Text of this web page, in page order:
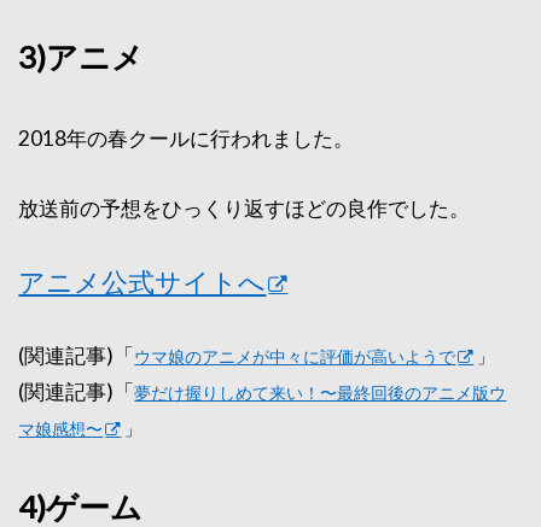
3)アニメ
2018年の春クールに行われました。
放送前の予想をひっくり返すほどの良作でした。
アニメ公式サイトへ
(関連記事)「ウマ娘のアニメが中々に評価が高いようで 」
(関連記事)「夢だけ握りしめて来い！〜最終回後のアニメ版ウ
マ娘感想〜
」
4)ゲーム